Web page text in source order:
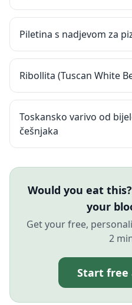
Piletina s nadjevom za
Ribollita (Tuscan White
Toskansko varivo od
češnjaka
Would you eat
your
Get your free,
2
Start free